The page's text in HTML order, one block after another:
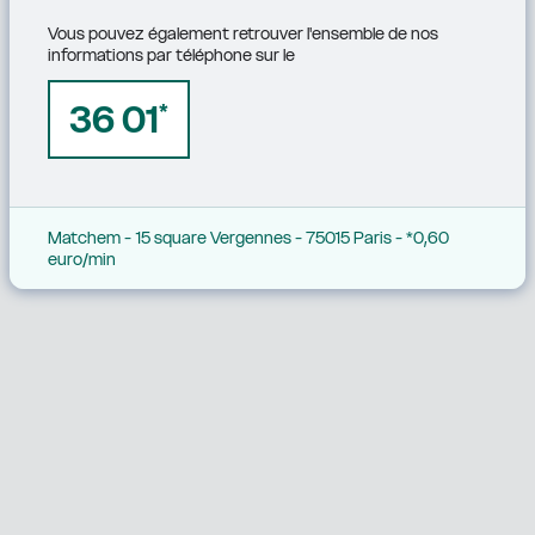
Vous pouvez également retrouver l'ensemble de nos
informations par téléphone sur le
36 01*
Matchem - 15 square Vergennes - 75015 Paris - *0,60
euro/min